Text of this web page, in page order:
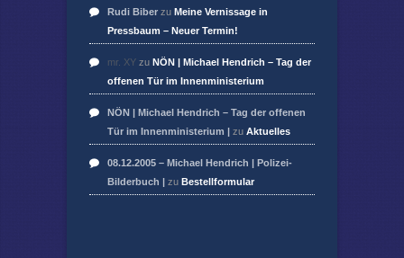
Rudi Biber zu Meine Vernissage in
Pressbaum – Neuer Termin!
mr. XY zu NÖN | Michael Hendrich – Tag der
offenen Tür im Innenministerium
NÖN | Michael Hendrich – Tag der offenen
Tür im Innenministerium | zu Aktuelles
08.12.2005 – Michael Hendrich | Polizei-
Bilderbuch | zu Bestellformular